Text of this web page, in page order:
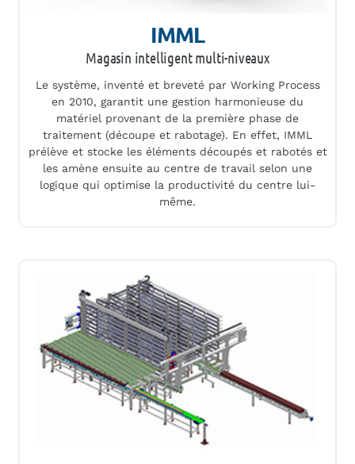
IMML
Magasin intelligent multi-niveaux
Le système, inventé et breveté par Working Process
en 2010, garantit une gestion harmonieuse du
matériel provenant de la première phase de
traitement (découpe et rabotage). En effet, IMML
prélève et stocke les éléments découpés et rabotés et
les amène ensuite au centre de travail selon une
logique qui optimise la productivité du centre lui-
même.